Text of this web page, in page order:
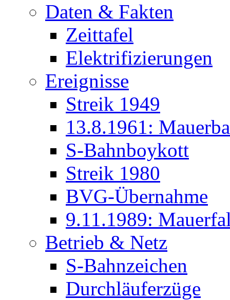
Daten & Fakten
Zeittafel
Elektrifizierungen
Ereignisse
Streik 1949
13.8.1961:
S-Bahnboykott
Streik 1980
BVG-Übernahme
9.11.1989:
Betrieb & Netz
S-Bahnzeichen
Durchläuferzüge